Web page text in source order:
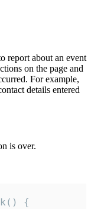
report about an event
on the page and
For example,
details entered
is over.
{